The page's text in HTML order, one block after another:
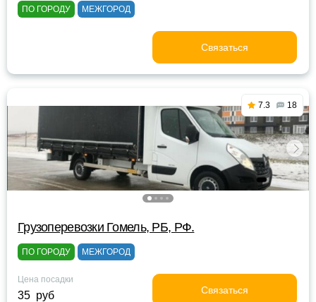
ПО ГОРОДУ МЕЖГОРОД
Связаться
7.3 18
Грузоперевозки Гомель, РБ, РФ.
ПО ГОРОДУ МЕЖГОРОД
Цена посадки
35 руб Связаться